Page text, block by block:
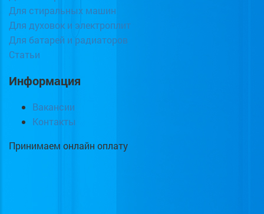
Для стиральных машин
Для духовок и электроплит
Для батарей и радиаторов
Статьи
Информация
Вакансии
Контакты
Принимаем онлайн оплату